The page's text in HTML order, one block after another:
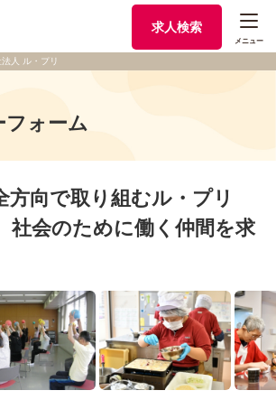
求人検索
メニュー
人 ル・プリ
フォーム
方向で取り組むル・プリ
社会のために働く仲間を求